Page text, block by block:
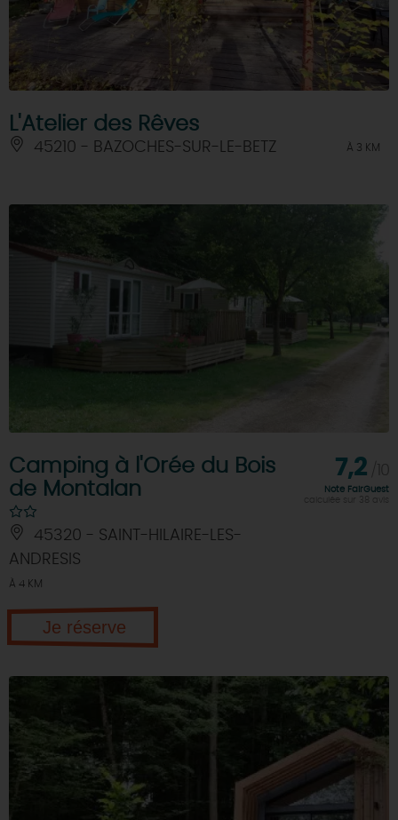
L'Atelier des Rêves
45210 - BAZOCHES-SUR-LE-BETZ À 3 KM
Camping à l'Orée du Bois
de Montalan
45320 - SAINT-HILAIRE-LES-
ANDRESIS
À 4 KM
7,2
Note FairGuest
calculée sur 38 avis
Je réserve